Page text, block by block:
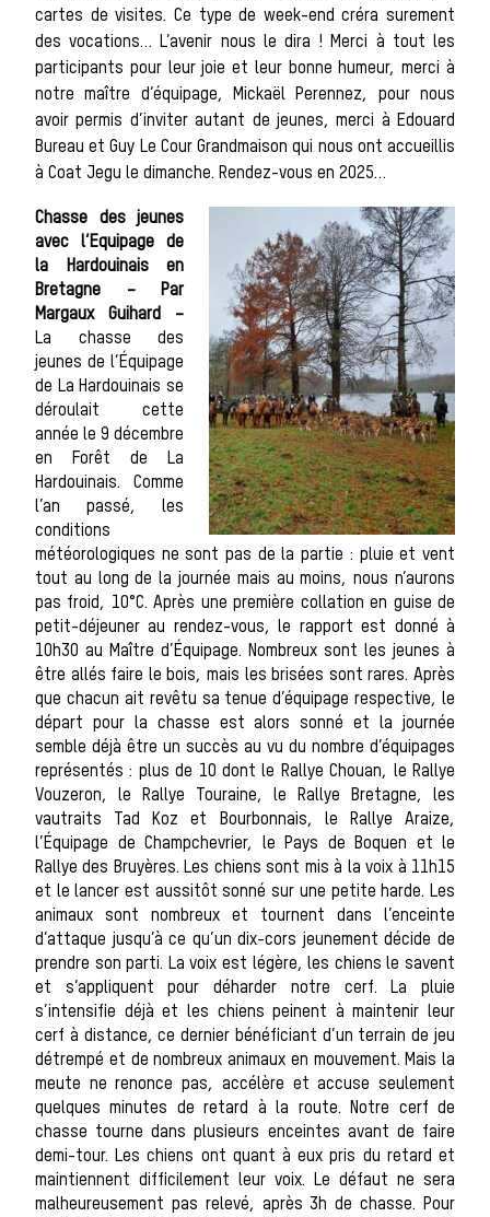
animal
courre
cartes de visites. Ce type de week-end créra surement
des vocations… L’avenir nous le dira ! Merci à tout les
participants pour leur joie et leur bonne humeur, merci à
notre maître d’équipage, Mickaël Perennez, pour nous
avoir permis d’inviter autant de jeunes, merci à Edouard
Bureau et Guy Le Cour Grandmaison qui nous ont accueillis
à Coat Jegu le dimanche. Rendez-vous en 2025…
Chasse des jeunes
avec l’Equipage de
la Hardouinais en
Bretagne – Par
Margaux Guihard –
La chasse des
jeunes de l’Équipage
de La Hardouinais se
déroulait cette
année le 9 décembre
en Forêt de La
Hardouinais. Comme
l’an passé, les
conditions
météorologiques ne sont pas de la partie : pluie et vent
tout au long de la journée mais au moins, nous n’aurons
pas froid, 10°C. Après une première collation en guise de
petit-déjeuner au rendez-vous, le rapport est donné à
10h30 au Maître d’Équipage. Nombreux sont les jeunes à
être allés faire le bois, mais les brisées sont rares. Après
que chacun ait revêtu sa tenue d’équipage respective, le
départ pour la chasse est alors sonné et la journée
semble déjà être un succès au vu du nombre d’équipages
représentés : plus de 10 dont le Rallye Chouan, le Rallye
Vouzeron, le Rallye Touraine, le Rallye Bretagne, les
vautraits Tad Koz et Bourbonnais, le Rallye Araize,
l’Équipage de Champchevrier, le Pays de Boquen et le
Rallye des Bruyères. Les chiens sont mis à la voix à 11h15
et le lancer est aussitôt sonné sur une petite harde. Les
animaux sont nombreux et tournent dans l’enceinte
d’attaque jusqu’à ce qu’un dix-cors jeunement décide de
prendre son parti. La voix est légère, les chiens le savent
et s’appliquent pour déharder notre cerf. La pluie
s’intensifie déjà et les chiens peinent à maintenir leur
cerf à distance, ce dernier bénéficiant d’un terrain de jeu
détrempé et de nombreux animaux en mouvement. Mais la
meute ne renonce pas, accélère et accuse seulement
quelques minutes de retard à la route. Notre cerf de
chasse tourne dans plusieurs enceintes avant de faire
demi-tour. Les chiens ont quant à eux pris du retard et
maintiennent difficilement leur voix. Le défaut ne sera
malheureusement pas relevé, après 3h de chasse. Pour